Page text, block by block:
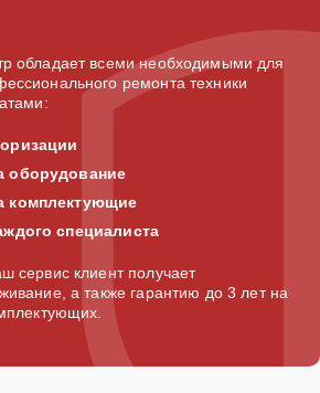
обладает всеми необходимыми для
ремонта техники
оборудование
комплектующие
специалиста
сервис клиент получает
а также гарантию до 3 лет на